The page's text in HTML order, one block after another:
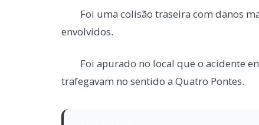
LEIA TAMBÉM
Marechal Rondon